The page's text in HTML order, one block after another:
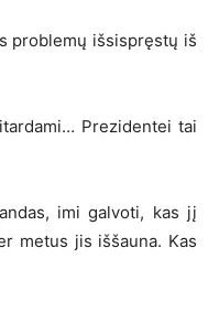
problemų išsispręstų iš
Prezidentei tai
imi galvoti, kas jį
metus jis iššauna. Kas